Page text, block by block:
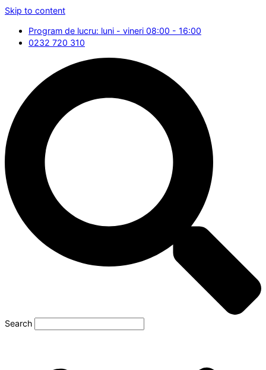
Skip to content
Program de lucru: luni - vineri 08:00 - 16:00
0232 720 310
Search